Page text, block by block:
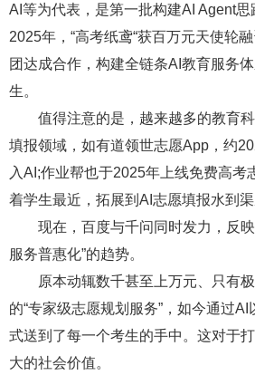
AI等为代表，是第一批构建AI Agent思
2025年，“高考纸鸢“获百万元天使轮
团达成合作，构建全链条AI教育服务
生。
值得注意的是，越来越多的教育
填报领域，如有道领世志愿App，约
入AI;作业帮也于2025年上线免费高考
着学生最近，拓展到AI志愿填报水到渠
现在，百度与千问同时发力，反
服务普惠化”的趋势。
原本动辄数千甚至上万元、只有
的“专家级志愿规划服务”，如今通过
式送到了每一个考生的手中。这对于
大的社会价值。